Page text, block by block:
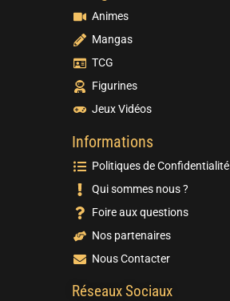
Animes
Mangas
TCG
Figurines
Jeux Vidéos
Informations
Politiques de Confidentialité
Qui sommes nous ?
Foire aux questions
Nos partenaires
Nous Contacter
Réseaux Sociaux